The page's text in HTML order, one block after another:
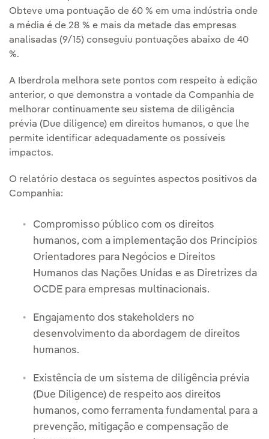
Obteve uma pontuação de 60 % em uma indústria onde
a média é de 28 % e mais da metade das empresas
analisadas (9/15) conseguiu pontuações abaixo de 40
%.
A Iberdrola melhora sete pontos com respeito à edição
anterior, o que demonstra a vontade da Companhia de
melhorar continuamente seu sistema de diligência
prévia (Due diligence) em direitos humanos, o que lhe
permite identificar adequadamente os possíveis
impactos.
O relatório destaca os seguintes aspectos positivos da
Companhia:
Compromisso público com os direitos
humanos, com a implementação dos Princípios
Orientadores para Negócios e Direitos
Humanos das Nações Unidas e as Diretrizes da
OCDE para empresas multinacionais.
Engajamento dos stakeholders no
desenvolvimento da abordagem de direitos
humanos.
Existência de um sistema de diligência prévia
(Due Diligence) de respeito aos direitos
humanos, como ferramenta fundamental para a
prevenção, mitigação e compensação de